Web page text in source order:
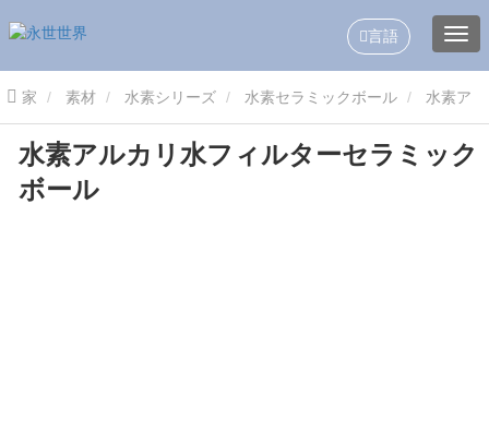
言語
家 素材 水素シリーズ 水素セラミックボール
ルカリ水フィルターセラミックボール
水素アルカリ水フィルターセラミック
ボール